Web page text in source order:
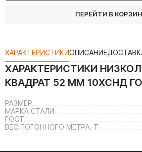
ПЕРЕЙТИ В
ХАРАКТЕРИСТИКИОПИСАНИЕ
ХАРАКТЕРИСТИКИ
КВАДРАТ 52 ММ 10ХСНД
РАЗМЕР
МАРКА СТАЛИ
ГОСТ
ВЕС ПОГОННОГО МЕТРА. Т